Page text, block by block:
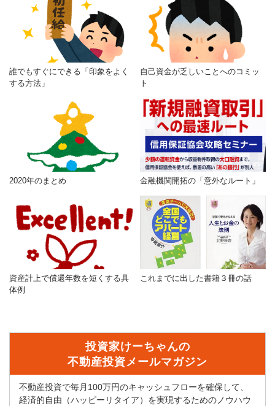
誰でもすぐにできる「印象をよく
する方法」
自己資金が乏しいことへのコミッ
ト
2020年のまとめ 金融機関開拓の「意外なルート」
資産計上で償還年数を短くする具
体例
これまでに出した書籍３冊の話
投資家けーちゃんの
不動産投資メールマガジン
不動産投資で毎月100万円のキャッシュフローを確保して、
経済的自由（ハッピーリタイア）を実現するためのノウハウ